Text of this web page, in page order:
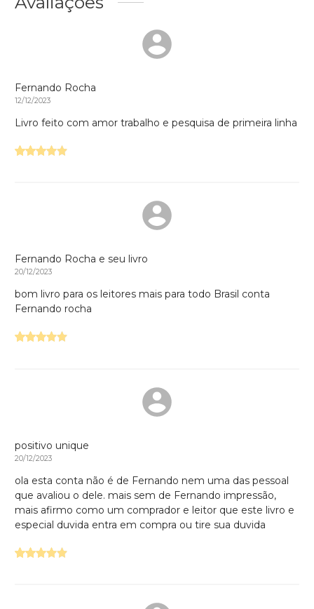
Fernando Rocha
12/12/2023
Livro feito com amor trabalho e pesquisa de primeira linha
Fernando Rocha e seu livro
20/12/2023
bom livro para os leitores mais para todo Brasil conta
Fernando rocha
positivo unique
20/12/2023
ola esta conta não é de Fernando nem uma das pessoal
que avaliou o dele. mais sem de Fernando impressão,
mais afirmo como um comprador e leitor que este livro e
especial duvida entra em compra ou tire sua duvida